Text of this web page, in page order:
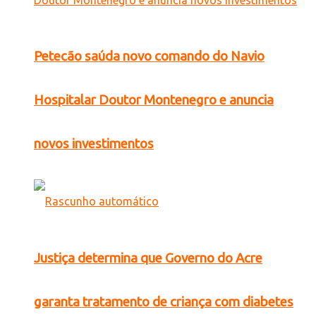
Petecão saúda novo comando do Navio
Hospitalar Doutor Montenegro e anuncia
novos investimentos
Justiça determina que Governo do Acre
garanta tratamento de criança com diabetes